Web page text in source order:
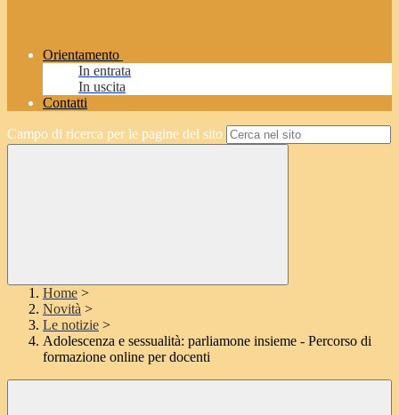
Orientamento
In entrata
In uscita
Contatti
Campo di ricerca per le pagine del sito
Home >
Novità >
Le notizie >
Adolescenza e sessualità: parliamone insieme - Percorso di
formazione online per docenti